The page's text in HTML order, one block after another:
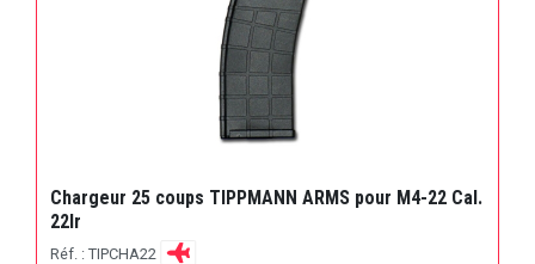
Chargeur 25 coups TIPPMANN ARMS pour M4-22 Cal.
22lr
Réf. : TIPCHA22